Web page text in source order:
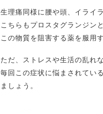
生理痛同様に腰や頭、イライ
こちらもプロスタグランジン
この物質を阻害する薬を服用
ただ、ストレスや生活の乱れ
毎回この症状に悩まされてい
ましょう。